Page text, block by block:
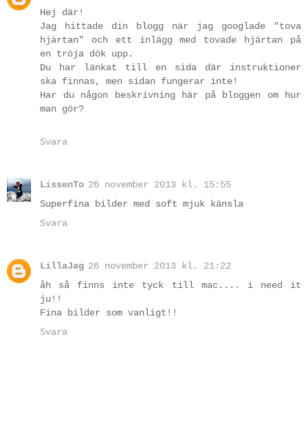
Hej där!
Jag hittade din blogg när jag googlade "tova
hjärtan" och ett inlägg med tovade hjärtan på
en tröja dök upp.
Du har länkat till en sida där instruktioner
ska finnas, men sidan fungerar inte!
Har du någon beskrivning här på bloggen om hur
man gör?
Svara
LissenTo 26 november 2013 kl. 15:55
Superfina bilder med soft mjuk känsla
Svara
LillaJag 26 november 2013 kl. 21:22
åh så finns inte tyck till mac.... i need it
ju!!
Fina bilder som vanligt!!
Svara